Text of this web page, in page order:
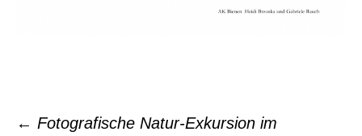
← Fotografische Natur-Exkursion im